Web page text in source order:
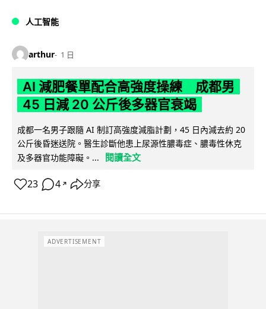
人工智能
arthur 1 日
AI 減肥餐單配合高強度操練 成都男
45 日減 20 公斤後多器官衰竭
成都一名男子跟隨 AI 制訂高強度減脂計劃，45 日內減去約 20
公斤後昏迷送院。醫生診斷他患上尿源性膿毒症、膿毒性休克
及多器官功能障礙。...
閱讀全文
23 4 ↗ 分享
ADVERTISEMENT